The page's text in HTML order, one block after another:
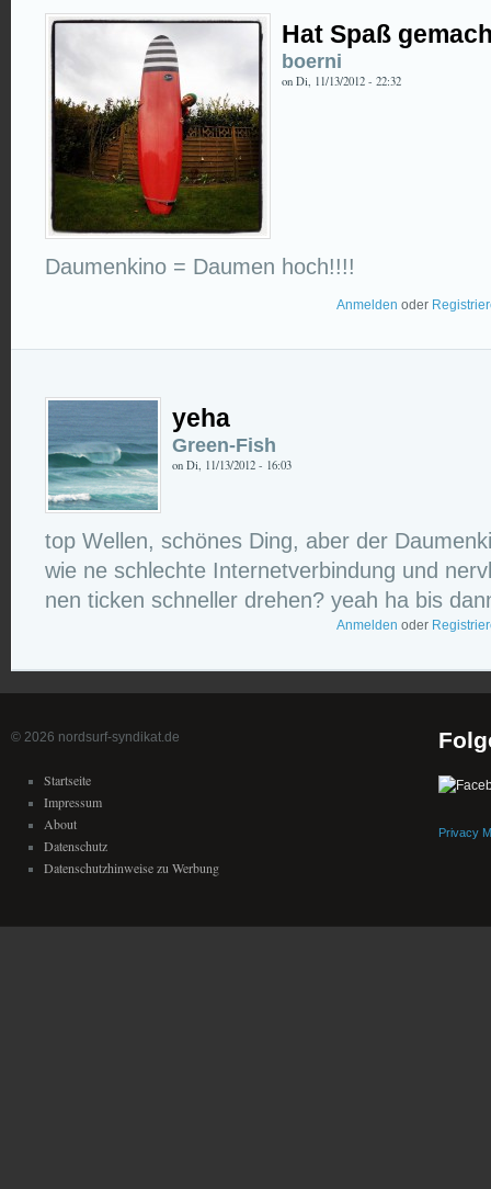
Hat Spaß
boerni
on Di, 11/13/2012 - 22:32
Daumenkino = Daumen hoch!!!!
Anmelden oder
yeha
Green-Fish
on Di, 11/13/2012 - 16:03
top Wellen, schönes Ding, aber der
wie ne schlechte Internetverbindung und
nen ticken schneller drehen? yeah ha bis
Anmelden oder
© 2026 nordsurf-syndikat.de
Startseite
Impressum
About
Datenschutz
Datenschutzhinweise zu Werbung
Privacy